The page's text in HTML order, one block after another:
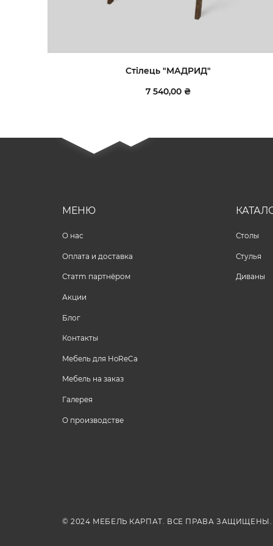
Стілець "МАДРИД"
7 540,00 ₴
МЕНЮ
O нас
Оплата и доставка
Статm партнёром
Акции
Блог
Контакты
Мебель для HoReCa
Мебель на заказ
Галерея
О производстве
Столы
Стулья
Диваны
© 2024 МЕБЕЛЬ КАРПАТ. ВСЕ ПРАВА ЗАЩИЩЕНЫ.